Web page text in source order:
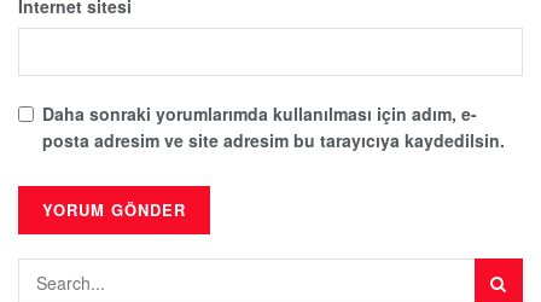
İnternet sitesi
Daha sonraki yorumlarımda kullanılması için adım, e-
posta adresim ve site adresim bu tarayıcıya kaydedilsin.